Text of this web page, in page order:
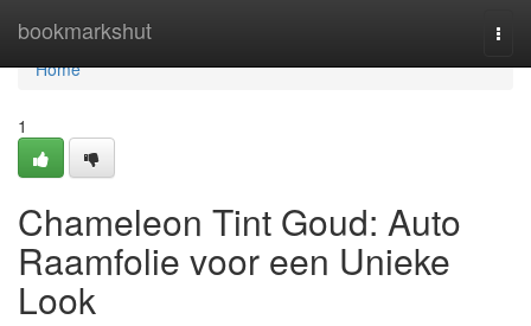
bookmarkshut
Home
Home
1
Chameleon Tint Goud: Auto
Raamfolie voor een Unieke
Look